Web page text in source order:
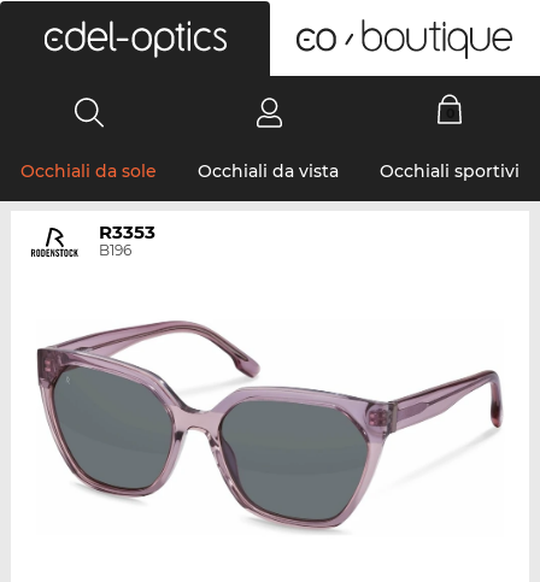
Occhiali da sole Occhiali da vista Occhiali sportivi
R3353
B196